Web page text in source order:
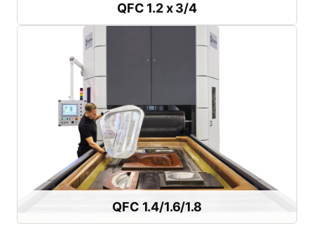
QFC 1.2 x 3/4
QFC 1.4/1.6/1.8
QFC 1.4/1.6/1.8
より大きな成形部品に対応
トレー幅：1.2 m以上
トレー長さ：3～4 m
最大圧力：1,000または1,400 bar
カタログのダウンロード